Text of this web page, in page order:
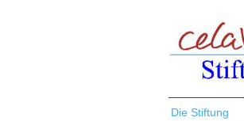
Die Stiftung